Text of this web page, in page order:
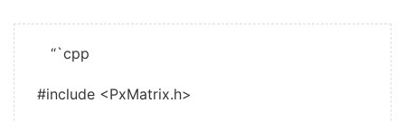
“`cpp
#include <PxMatrix.h>